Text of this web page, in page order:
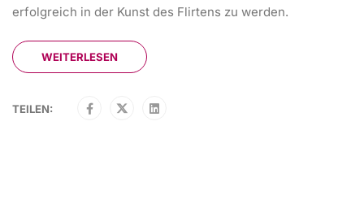
erfolgreich in der Kunst des Flirtens zu werden.
WEITERLESEN
TEILEN: